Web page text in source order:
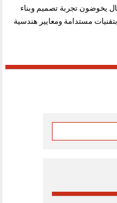
يخوضون تجربة تصميم وبناء
مستدامة ومعايير هندسية